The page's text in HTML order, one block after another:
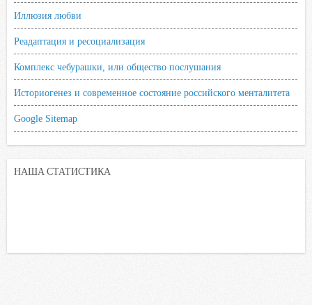
Иллюзия любви
Реадаптация и ресоциализация
Комплекс чебурашки, или общество послушания
Историогенез и современное состояние российского менталитета
Google Sitemap
НАША СТАТИСТИКА